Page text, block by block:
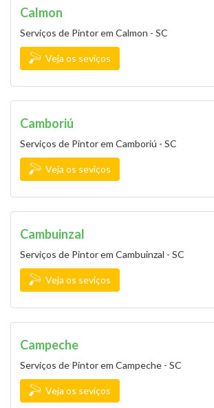
Calmon
Serviços de Pintor em Calmon - SC
Veja os seviços
Camboriú
Serviços de Pintor em Camboriú - SC
Veja os seviços
Cambuinzal
Serviços de Pintor em Cambuinzal - SC
Veja os seviços
Campeche
Serviços de Pintor em Campeche - SC
Veja os seviços